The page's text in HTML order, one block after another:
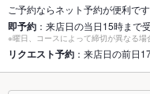
個室
なし ：２階にあ
部屋をレンタル
座敷 なし
ご予約ならネット予約が便利です
即予約 ：来店日の当日15時まで
※曜日、コースによって締切が異なる場
リクエスト予約 ：来店日の前日